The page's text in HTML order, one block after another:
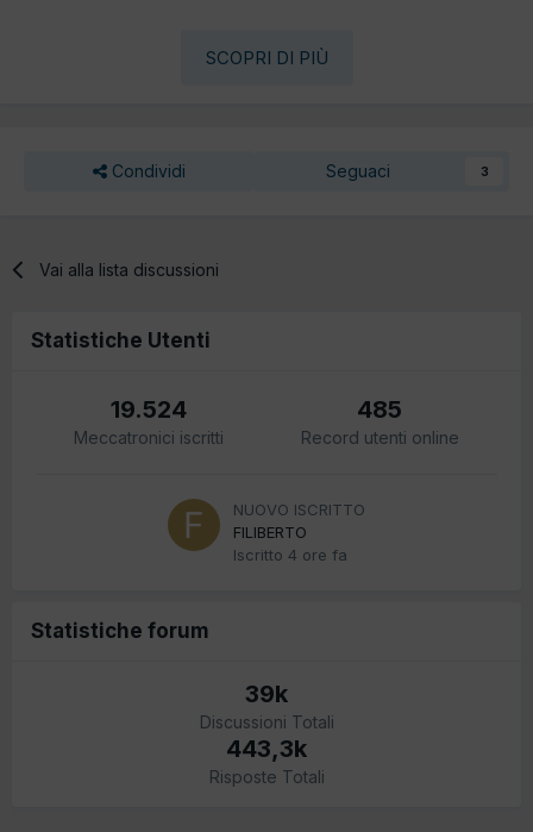
SCOPRI DI PIÙ
Condividi Seguaci 3
Vai alla lista discussioni
Statistiche Utenti
19.524
Meccatronici iscritti
485
Record utenti online
NUOVO ISCRITTO
FILIBERTO
Iscritto 4 ore fa
Statistiche forum
39k
Discussioni Totali
443,3k
Risposte Totali